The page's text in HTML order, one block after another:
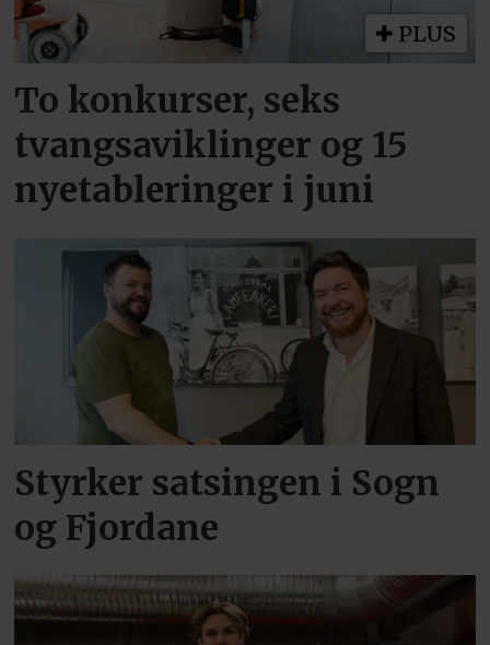
PLUS
To konkurser, seks
tvangsaviklinger og 15
nyetableringer i juni
Styrker satsingen i Sogn
og Fjordane